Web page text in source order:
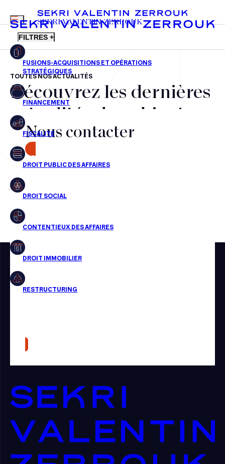
FR EN
MENU
SEKRI VALENTIN ZERROUK
FILTRES +
Fusions-acquisitions et opérations stratégiques
Financement
Fiscalité
Droit public des affaires
Droit social
Droit immobilier
Restructuring
Presse
TOUTES NOS ACTUALITÉS
Découvrez les dernières
actualités du cabinet,
nos récompenses et nos
transactions, jour après
jour
Aucun résultats pour cette recherche
Nous contacter